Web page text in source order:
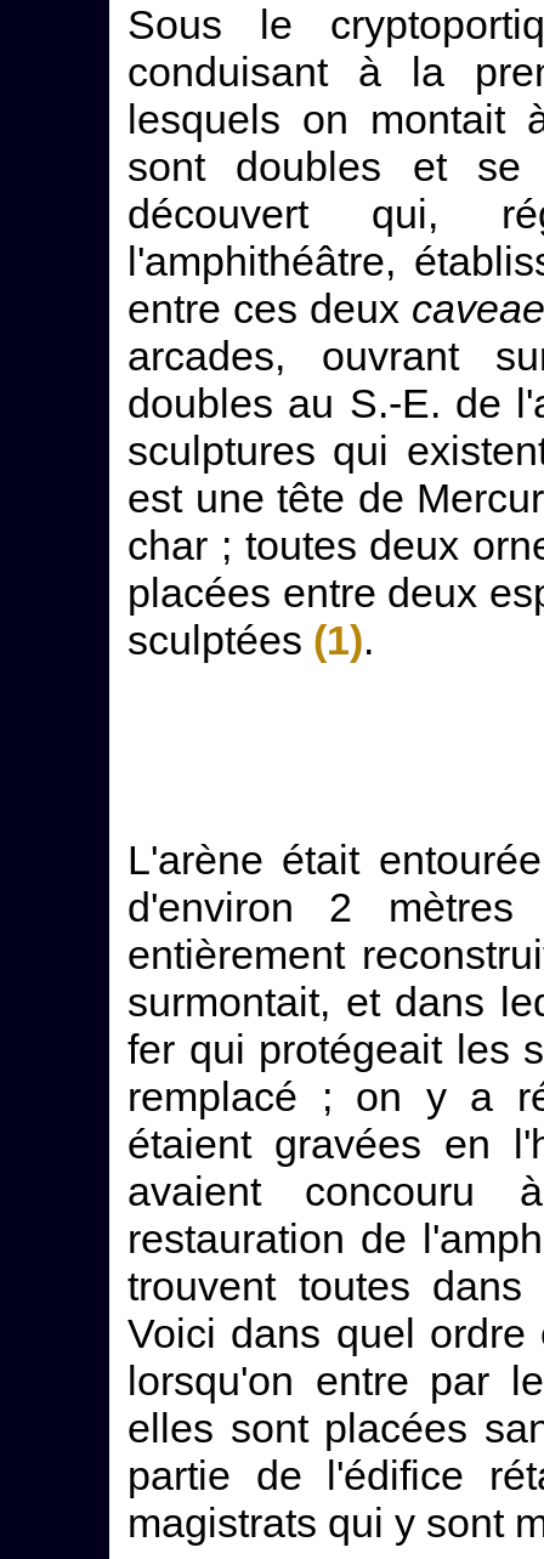
Sous le
conduisant à la
lesquels on montait
sont doubles et se
découvert qui,
l'amphithéâtre,
entre ces deux caveae
arcades, ouvrant
doubles au S.-E. de
sculptures qui
est une tête de
char ; toutes deux
placées entre deux
sculptées (1).
L'arène était
d'environ 2
entièrement
surmontait, et dans
fer qui protégeait les
remplacé ; on y a
étaient gravées en
avaient
restauration de
trouvent toutes
Voici dans quel
lorsqu'on entre par
elles sont placées
partie de l'édifice
magistrats qui y sont